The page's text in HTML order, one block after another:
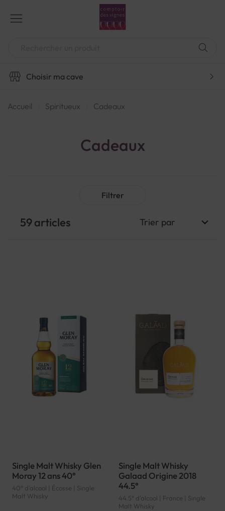
contenu
Choisir ma cave
Accueil Spiritueux Cadeaux
Cadeaux
59articles
Single Malt Whisky Glen
Moray 12 ans 40°
40° d'alcool | Écosse | Single
Malt Whisky
Single Malt Whisky
Galaad Origine 2018
44.5°
44.5° d'alcool | France | Single
Malt Whisky
Filtrer